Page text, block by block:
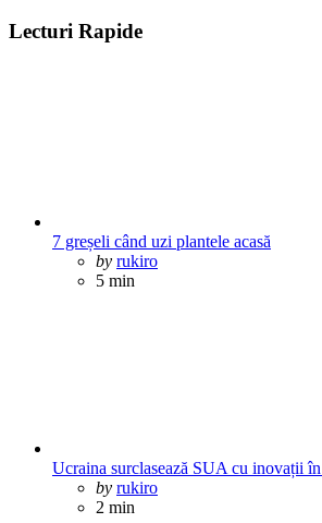
Lecturi Rapide
7 greșeli când uzi plantele acasă
Posted
by rukiro
5 min
Ucraina surclasează SUA cu inovații
Posted
by rukiro
2 min